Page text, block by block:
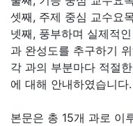
셋째, 주제 중심 교수요
넷째, 풍부하며 실제적
과 완성도를 추구하기
각 과의 부분마다 적절
에 대해 안내하였습니다.
본문은 총 15개 과로 이